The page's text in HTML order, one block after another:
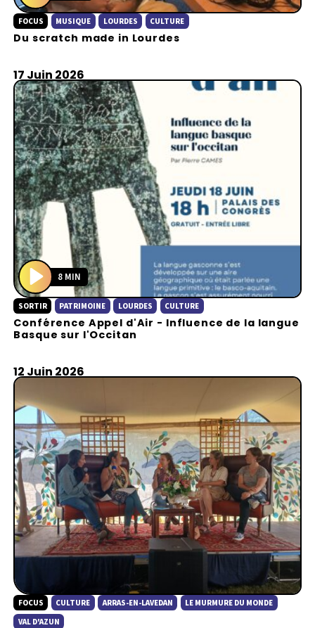
P
l
a
FOCUS MUSIQUE LOURDES CULTURE
Du scratch made in Lourdes
17 Juin 2026
P
l
a
y
8 MIN
SORTIR PATRIMOINE LOURDES CULTURE
Conférence Appel d'Air - Influence de la langue
Basque sur l'Occitan
12 Juin 2026
FOCUS CULTURE ARRAS-EN-LAVEDAN
LE MURMURE DU MONDE
VAL D'AZUN